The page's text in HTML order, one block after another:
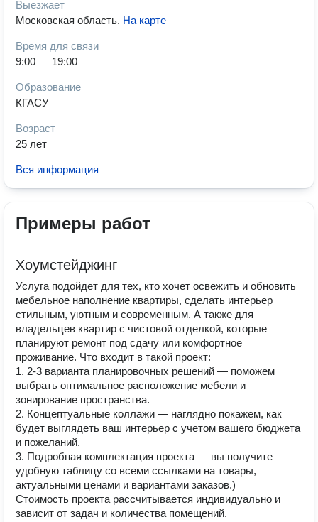
Выезжает
Московская область. На карте
Время для связи
9:00 — 19:00
Образование
КГАСУ
Возраст
25 лет
Вся информация
Примеры работ
Хоумстейджинг
Услуга подойдет для тех, кто хочет освежить и обновить
мебельное наполнение квартиры, сделать интерьер
стильным, уютным и современным. А также для
владельцев квартир с чистовой отделкой, которые
планируют ремонт под сдачу или комфортное
проживание. Что входит в такой проект:
1. 2-3 варианта планировочных решений — поможем
выбрать оптимальное расположение мебели и
зонирование пространства.
2. Концептуальные коллажи — наглядно покажем, как
будет выглядеть ваш интерьер с учетом вашего бюджета
и пожеланий.
3. Подробная комплектация проекта — вы получите
удобную таблицу со всеми ссылками на товары,
актуальными ценами и вариантами заказов.)
Стоимость проекта рассчитывается индивидуально и
зависит от задач и количества помещений.